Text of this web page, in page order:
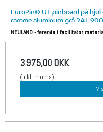
EuroPin® UT pinboard på
ramme aluminum grå RAL
NEULAND - førende i facilitator
3.975,00 DKK
(inkl. moms)